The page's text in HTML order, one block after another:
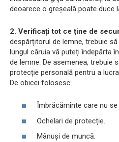
deoarece o greșeală poate duce
2. Verificați tot ce ține de
despărțitorul de lemne, trebuie
lungul căruia vă puteți îndepărta
de lemne. De asemenea, trebuie
protecție personală pentru a
De obicei folosesc:
Îmbrăcăminte care nu se
Ochelari de protecție.
Mânuși de muncă.